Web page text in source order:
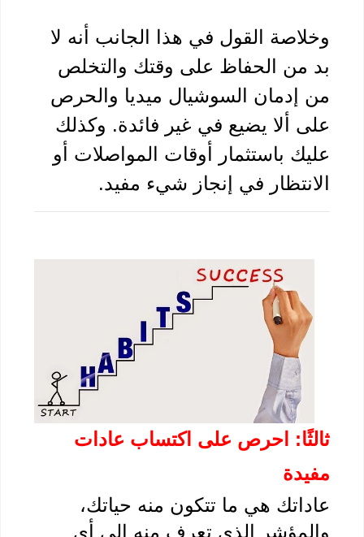
وخلاصة القول في هذا الجانب أنه لا
بد من الحفاظ على وقتك والتخلص
من إدمان السوشيال ميديا والحرص
على ألا يضيع في غير فائدة. وكذلك
عليك باستثمار أوقات المواصلات أو
في إنجاز شيء مفيد.
ثالثًا: احرص على اكتساب عادات
عاداتك هي ما تتكون منه حياتك،
والمؤشر الذي تعرف منه إلى أي